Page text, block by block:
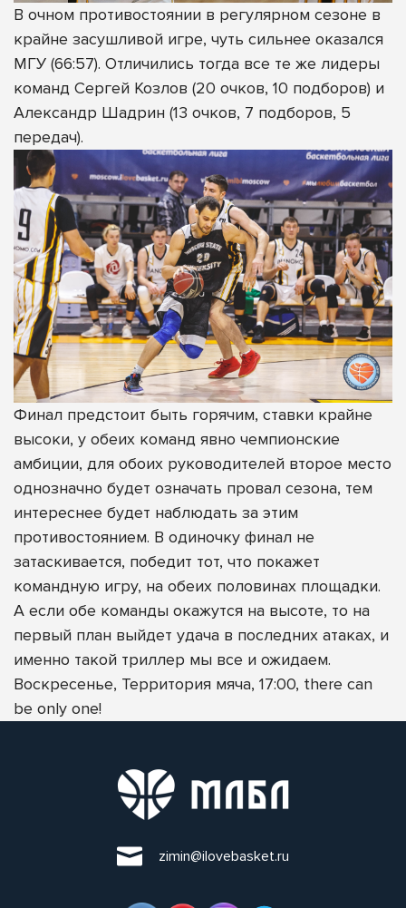
В очном противостоянии в регулярном сезоне в
крайне засушливой игре, чуть сильнее оказался
МГУ (66:57). Отличились тогда все те же лидеры
команд Сергей Козлов (20 очков, 10 подборов) и
Александр Шадрин (13 очков, 7 подборов, 5
передач).
Финал предстоит быть горячим, ставки крайне
высоки, у обеих команд явно чемпионские
амбиции, для обоих руководителей второе место
однозначно будет означать провал сезона, тем
интереснее будет наблюдать за этим
противостоянием. В одиночку финал не
затаскивается, победит тот, что покажет
командную игру, на обеих половинах площадки.
А если обе команды окажутся на высоте, то на
первый план выйдет удача в последних атаках, и
именно такой триллер мы все и ожидаем.
Воскресенье, Территория мяча, 17:00, there can
be only one!
zimin@ilovebasket.ru